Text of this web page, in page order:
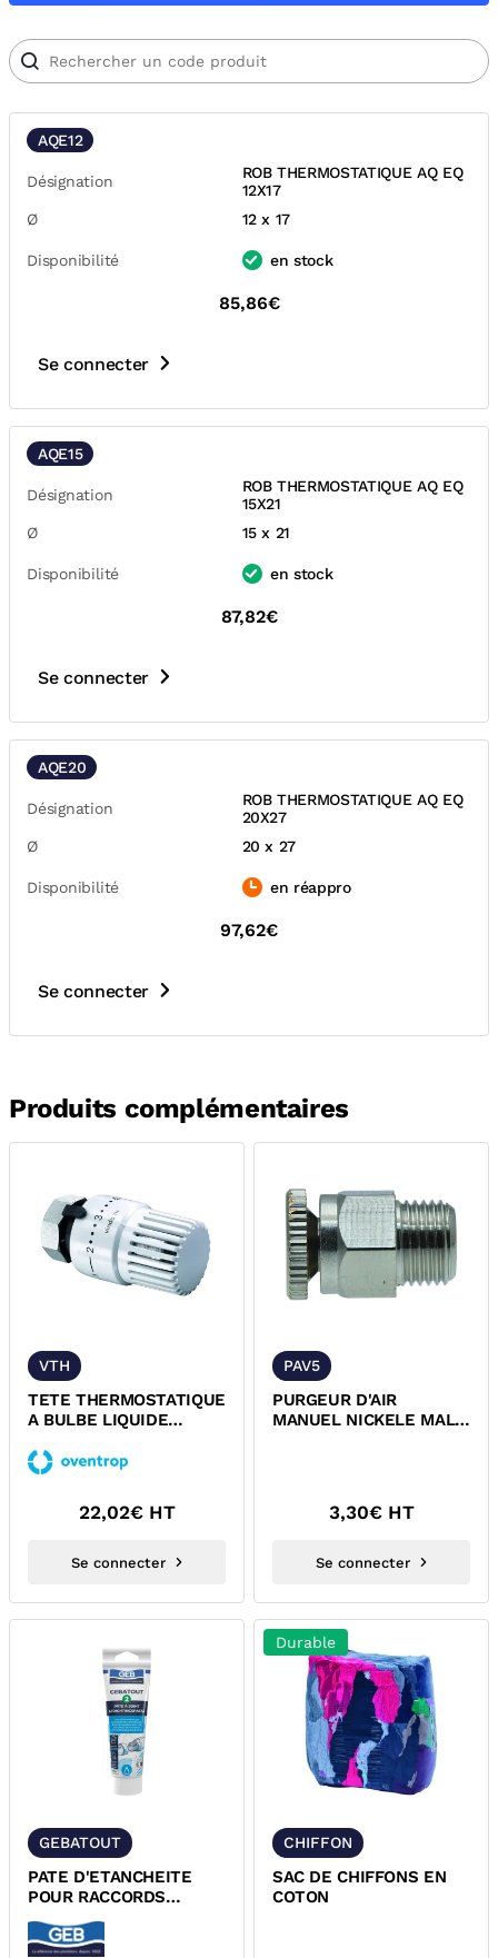
AQE12
Désignation
ROB THERMOSTATIQUE AQ EQ
12X17
Ø
12 x 17
Disponibilité en stock
85,86€
Se connecter
AQE15
Désignation
ROB THERMOSTATIQUE AQ EQ
15X21
Ø
15 x 21
Disponibilité en stock
87,82€
Se connecter
AQE20
Désignation
ROB THERMOSTATIQUE AQ EQ
20X27
Ø
20 x 27
Disponibilité en réappro
97,62€
Se connecter
Produits complémentaires
VTH
TETE THERMOSTATIQUE
A BULBE LIQUIDE
VINDO TH
22,02€ HT
Se connecter
PAV5
PURGEUR D'AIR
MANUEL NICKELE MALE
3,30€ HT
Se connecter
GEBATOUT
PATE D'ETANCHEITE
POUR RACCORDS
FILETES METALLIQUES
GEBATOUT
Durable
CHIFFON
SAC DE CHIFFONS EN
COTON